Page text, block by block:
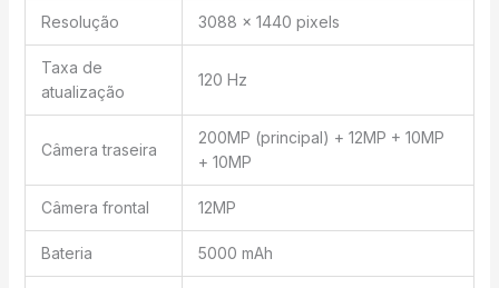
Resolução 3088 x 1440 pixels
Taxa de
atualização
120 Hz
Câmera traseira
200MP (principal) + 12MP + 10MP
+ 10MP
Câmera frontal 12MP
Bateria 5000 mAh